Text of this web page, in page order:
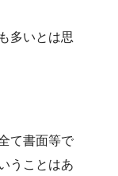
多いとは思
て書面等で
うことはあ